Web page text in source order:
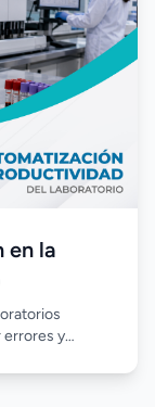
en la
errores y
fortalecer la